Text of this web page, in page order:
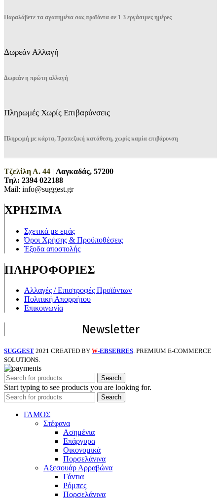
Παραλάβετε τα αγαπημένα σας προϊόντα σε 1-3 εργάσιμες ημέρες
Δωρεάν Αλλαγή
Δωρεάν η πρώτη αλλαγή
Πληρωμές Χωρίς Επιβαρύνσεις
Πληρωμή με κάρτα, Τραπεζική κατάθεση, χωρίς καμία επιβάρυνση
Τζελίλη Α. 44 | Λαγκαδάς, 57200
Τηλ: 2394 022188
Mail: info@suggest.gr
ΧΡΗΣΙΜΑ
Σχετικά με εμάς
Όροι Χρήσης & Προϋποθέσεις
Έξοδα αποστολής
ΠΛΗΡΟΦΟΡΙΕΣ
Αλλαγές / Επιστροφές Προϊόντων
Πολιτική Απορρήτου
Επικοινωνία
Newsletter
SUGGEST 2021 CREATED BY W-EBSERRES. PREMIUM E-COMMERCE
SOLUTIONS.
Search
Start typing to see products you are looking for.
Search
ΓΑΜΟΣ
Στέφανα
Ασημένια
Επάργυρα
Οικονομικά
Πορσελάνινα
Αξεσουάρ Αρραβώνα
Γάντια
Ρόμπες
Πορσελάνινα